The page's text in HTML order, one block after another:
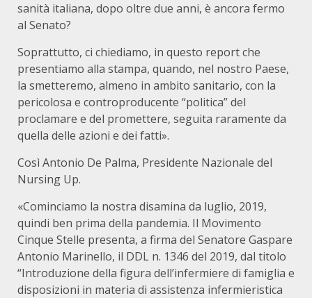
sanità italiana, dopo oltre due anni, è ancora fermo
al Senato?
Soprattutto, ci chiediamo, in questo report che
presentiamo alla stampa, quando, nel nostro Paese,
la smetteremo, almeno in ambito sanitario, con la
pericolosa e controproducente “politica” del
proclamare e del promettere, seguita raramente da
quella delle azioni e dei fatti».
Così Antonio De Palma, Presidente Nazionale del
Nursing Up.
«Cominciamo la nostra disamina da luglio, 2019,
quindi ben prima della pandemia. Il Movimento
Cinque Stelle presenta, a firma del Senatore Gaspare
Antonio Marinello, il DDL n. 1346 del 2019, dal titolo
“Introduzione della figura dell’infermiere di famiglia e
disposizioni in materia di assistenza infermieristica